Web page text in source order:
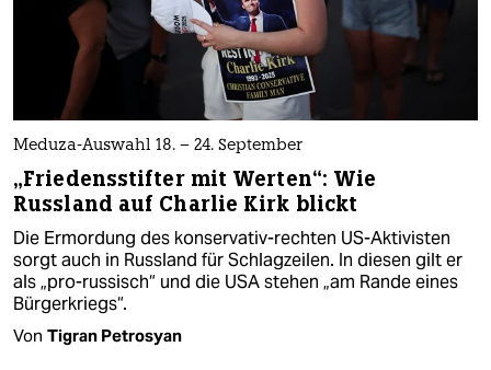
Meduza-Auswahl 18. – 24. September
„Friedensstifter mit Werten“: Wie
Russland auf Charlie Kirk blickt
Die Ermordung des konservativ-rechten US-Aktivisten
sorgt auch in Russland für Schlagzeilen. In diesen gilt er
als „pro-russisch“ und die USA stehen „am Rande eines
Bürgerkriegs“.
Von Tigran Petrosyan